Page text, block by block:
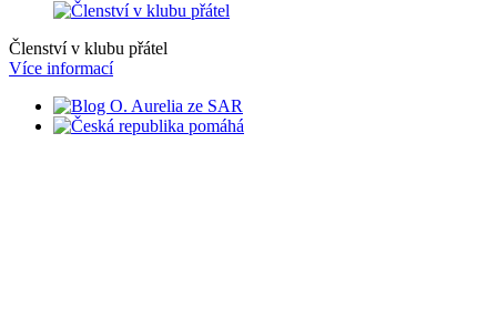
Členství v klubu přátel
Více informací